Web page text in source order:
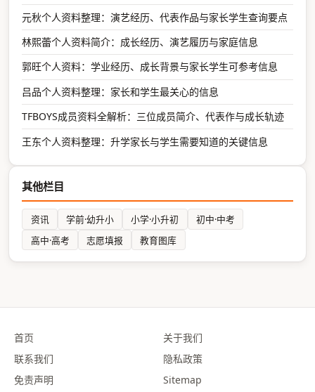
元秋个人资料整理：演艺经历、代表作品与家长学生查询要点
林熙蕾个人资料简介：成长经历、演艺履历与家庭信息
郭旺个人资料：学业经历、成长背景与家长学生可参考信息
吕品个人资料整理：家长和学生最关心的信息
TFBOYS成员资料全解析：三位成员简介、代表作与成长轨迹
王东个人资料整理：升学家长与学生需要知道的关键信息
其他栏目
资讯 学前·幼升小 小学·小升初
初中·中考
高中·高考
志愿填报 教育图库
首页
关于我们
联系我们
隐私政策
免责声明
Sitemap